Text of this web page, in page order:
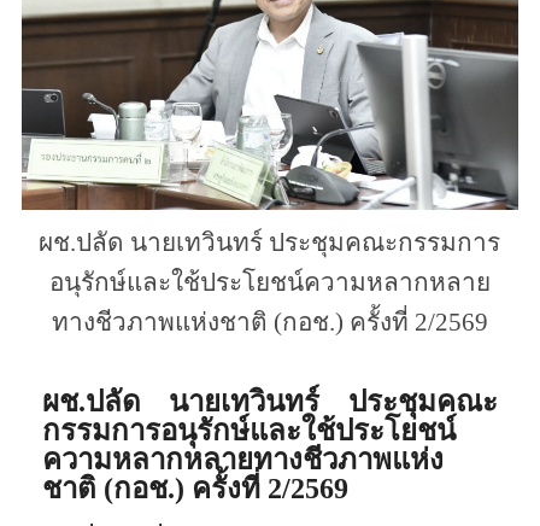
ผช.ปลัด นายเทวินทร์ ประชุมคณะกรรมการ
อนุรักษ์และใช้ประโยชน์ความหลากหลาย
ทางชีวภาพแห่งชาติ (กอช.) ครั้งที่ 2/2569
ผช.ปลัด นายเทวินทร์ ประชุมคณะ
กรรมการอนุรักษ์และใช้ประโยชน์
ความหลากหลายทางชีวภาพแห่ง
ชาติ (กอช.) ครั้งที่ 2/2569